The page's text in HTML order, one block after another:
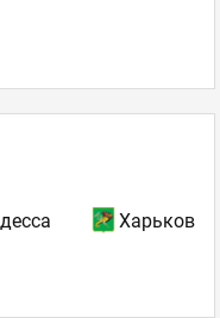
Харьков